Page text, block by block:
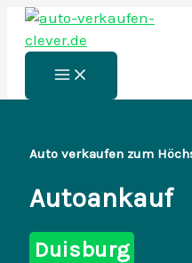
Zum
Inhalt
springen
Main
Menu
Auto verkaufen zum
Autoankauf
Duisburg